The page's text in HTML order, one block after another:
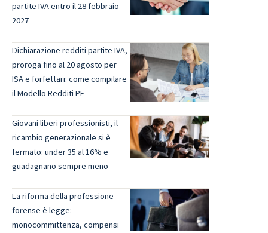
partite IVA entro il 28 febbraio
2027
Dichiarazione redditi partite IVA,
proroga fino al 20 agosto per
ISA e forfettari: come compilare
il Modello Redditi PF
Giovani liberi professionisti, il
ricambio generazionale si è
fermato: under 35 al 16% e
guadagnano sempre meno
La riforma della professione
forense è legge:
monocommittenza, compensi